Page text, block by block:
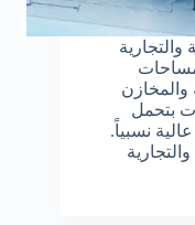
والمخازن
بتحمل
نسبياً.